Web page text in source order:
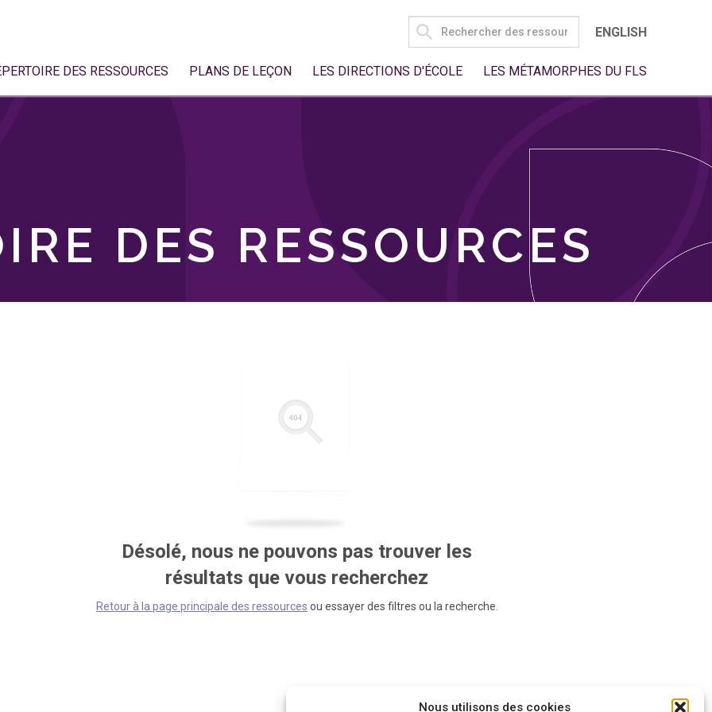
Nous utilisons des cookies
SEARCH
FOR:
ENGLISH
DES RESSOURCES PLANS DE LEÇON LES DIRECTIONS D'ÉCOLE LES MÉTAMORPHES DU FLS
DES RESSOURCES
Désolé, nous ne pouvons pas trouver les
résultats que vous recherchez
Retour à la page principale des ressources ou essayer des filtres ou la recherche.